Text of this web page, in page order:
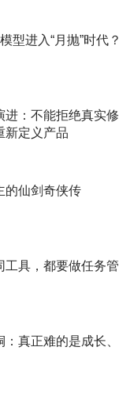
型进入“月抛”时代？
进：不能拒绝真实修
新定义产品
的仙剑奇侠传
工具，都要做任务管
真正难的是成长、